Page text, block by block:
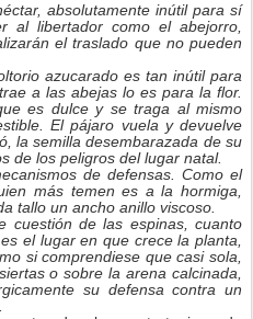
absolutamente inútil para sí
al libertador como el abejorro,
el traslado que no pueden
azucarado es tan inútil para
a las abejas lo es para la flor.
es dulce y se traga al mismo
El pájaro vuela y devuelve
la semilla desembarazada de su
de los peligros del lugar natal.
de defensas. Como el
más temen es a la hormiga,
tallo un ancho anillo viscoso.
cuestión de las espinas, cuanto
el lugar en que crece la planta,
si comprendiese que casi sola,
o sobre la arena calcinada,
su defensa contra un